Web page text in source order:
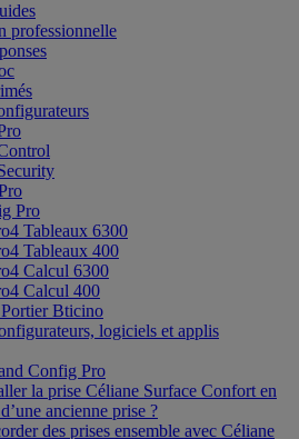
professionnelle
Pro
Tableaux 6300
Tableaux 400
Calcul 6300
Calcul 400
Bticino
logiciels et applis
Config Pro
la prise Céliane Surface Confort en
ancienne prise ?
des prises ensemble avec Céliane